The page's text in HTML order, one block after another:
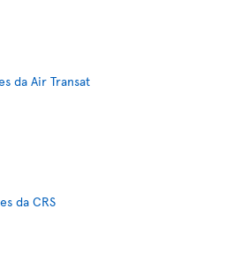
da Air Transat
da CRS